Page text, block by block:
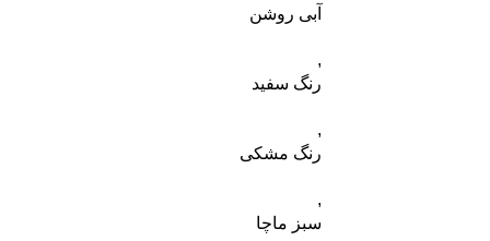
آبی روشن
,
رنگ سفید
,
رنگ مشکی
,
سبز ماچا